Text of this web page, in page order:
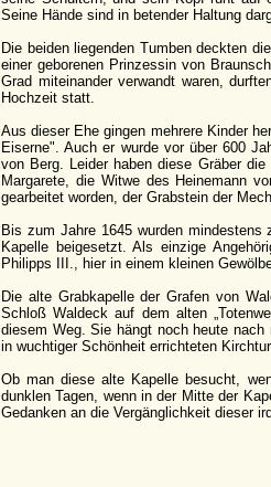
Seine Hände sind in betender Haltung
Die beiden liegenden Tumben deckten
einer geborenen Prinzessin von
Grad miteinander verwandt waren,
Hochzeit statt.
Aus dieser Ehe gingen mehrere Kinder
Eiserne". Auch er wurde vor über 600
von Berg. Leider haben diese Gräber
Margarete, die Witwe des Heinemann
gearbeitet worden, der Grabstein der
Bis zum Jahre 1645 wurden
Kapelle beigesetzt. Als einzige
Philipps III., hier in einem kleinen
Die alte Grabkapelle der Grafen von
Schloß Waldeck auf dem alten
diesem Weg. Sie hängt noch heute
in wuchtiger Schönheit errichteten
Ob man diese alte Kapelle besucht,
dunklen Tagen, wenn in der Mitte der
Gedanken an die Vergänglichkeit dieser